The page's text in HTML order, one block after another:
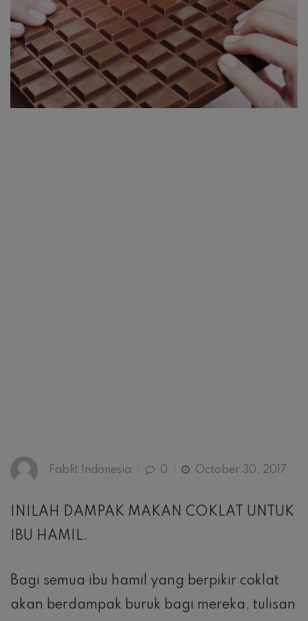
Fabfit Indonesia 0 October 30, 2017
INILAH DAMPAK MAKAN COKLAT UNTUK
IBU HAMIL.
Bagi semua ibu hamil yang berpikir coklat
akan berdampak buruk bagi mereka, tulisan